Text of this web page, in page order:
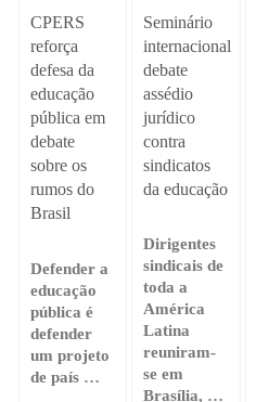
CPERS
reforça
defesa da
educação
pública em
debate
sobre os
rumos do
Brasil
Defender a
educação
pública é
defender
um projeto
de país …
Seminário
internacional
debate
assédio
jurídico
contra
sindicatos
da educação
Dirigentes
sindicais de
toda a
América
Latina
reuniram-
se em
Brasília, …